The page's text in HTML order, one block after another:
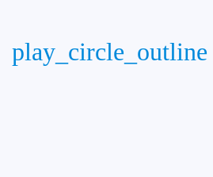
play_circle_outline